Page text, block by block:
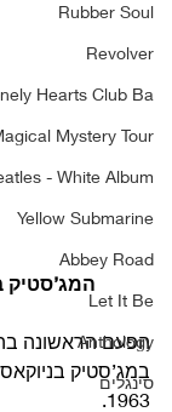
Rubber Soul
Revolver
Hearts Club Ba
Mystery Tour
- White Album
Yellow Submarine
Abbey Road
Let It Be
Anthology
סינגלים
המג’סטיק
הפעם הראשונה
1963.